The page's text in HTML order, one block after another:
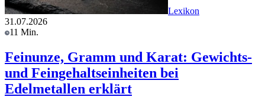
Lexikon
31.07.2026
11 Min.
Feinunze, Gramm und Karat: Gewichts-
und Feingehaltseinheiten bei
Edelmetallen erklärt